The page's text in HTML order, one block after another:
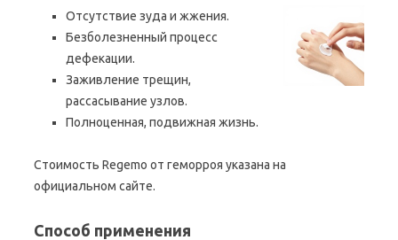
Отсутствие зуда и жжения.
Безболезненный процесс
дефекации.
Заживление трещин,
рассасывание узлов.
Полноценная, подвижная жизнь.
Стоимость Regemo от геморроя указана на
официальном сайте.
Способ применения